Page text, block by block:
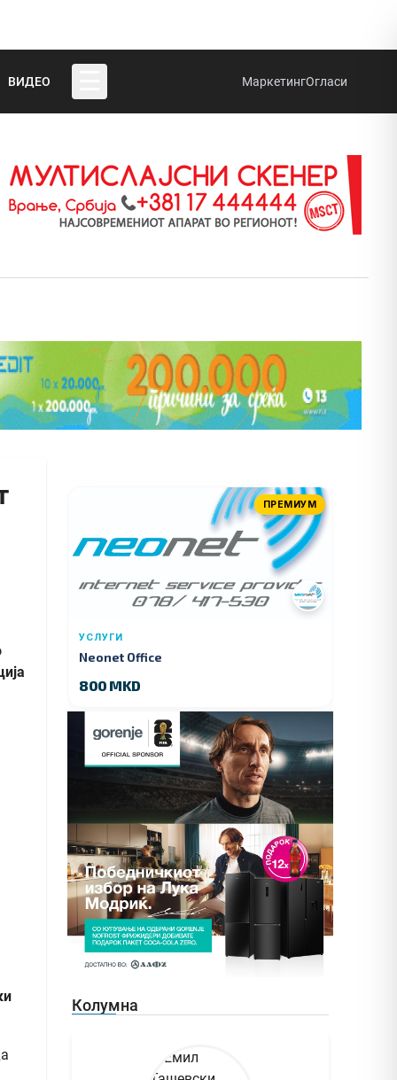
ВИДЕО МаркетингОгласи
ПРЕМИУМ
УСЛУГИ
Neonet Office
800 MKD
Колумна